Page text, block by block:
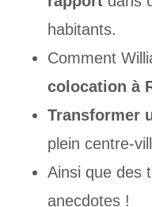
habitants.
Comment
colocation à
Transformer
plein centre-
Ainsi que des
anecdotes !